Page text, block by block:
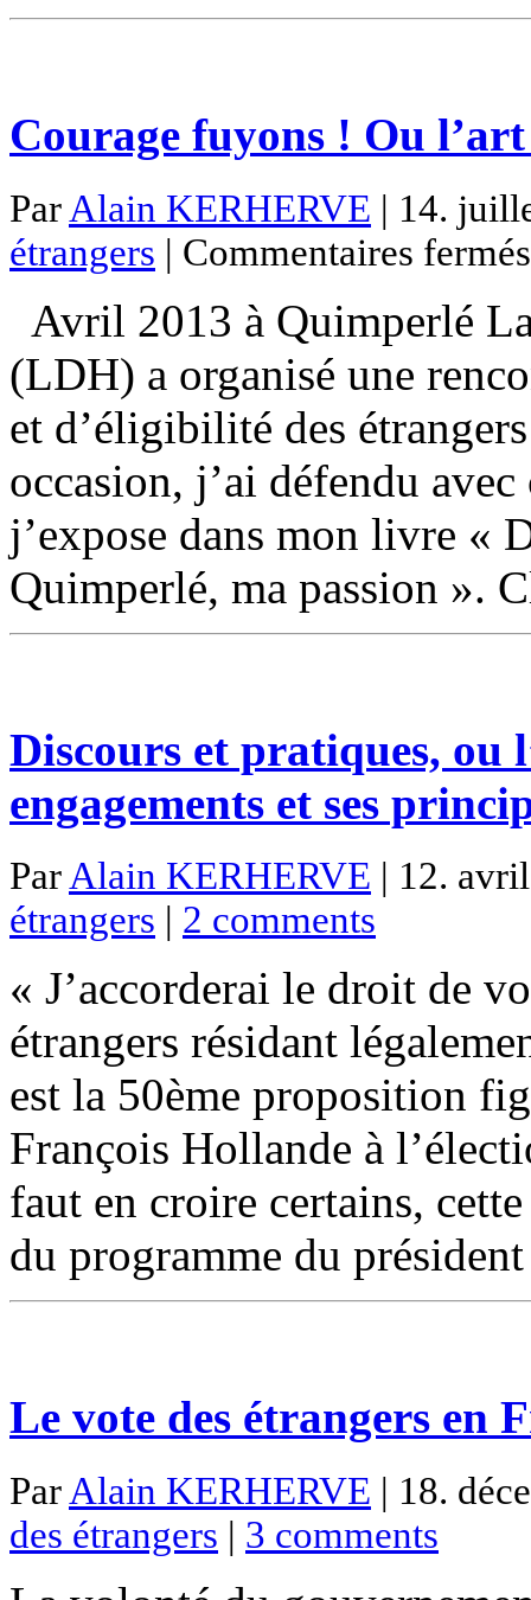
Courage fuyons ! Ou
Par Alain KERHERVE | 14.
étrangers | Commentaires fermés
Avril 2013 à Quimperlé
(LDH) a organisé une
et d’éligibilité des
occasion, j’ai défendu
j’expose dans mon livre «
Quimperlé, ma passion
Discours et pratiques, ou
engagements et ses
Par Alain KERHERVE | 12.
étrangers | 2 comments
« J’accorderai le droit de
étrangers résidant
est la 50ème proposition
François Hollande à
faut en croire certains,
du programme du
Le vote des étrangers en
Par Alain KERHERVE | 18.
des étrangers | 3 comments